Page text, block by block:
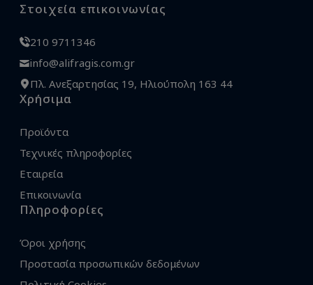
Στοιχεία επικοινωνίας
210 9711346
info@alifragis.com.gr
Πλ. Ανεξαρτησίας 19, Ηλιούπολη 163 44
Χρήσιμα
Προϊόντα
Τεχνικές πληροφορίες
Εταιρεία
Επικοινωνία
Πληροφορίες
Όροι χρήσης
Προστασία προσωπικών δεδομένων